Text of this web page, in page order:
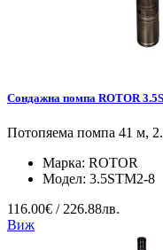
Сондажна помпа ROTOR
Потопяема помпа 41 м,
Марка: ROTOR
Модел: 3.5STM2-8
116.00€ / 226.88лв.
Виж